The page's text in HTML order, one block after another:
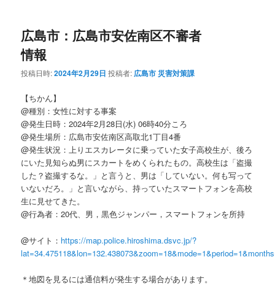
広島市：広島市安佐南区不審者
情報
投稿日時:2024年2月29日 投稿者: 広島市 災害対策課
【ちかん】
@種別：女性に対する事案
@発生日時：2024年2月28日(水) 06時40分ころ
@発生場所：広島市安佐南区高取北1丁目4番
@発生状況：上りエスカレータに乗っていた女子高校生が、後ろ
にいた見知らぬ男にスカートをめくられたもの。高校生は「盗撮
した？盗撮するな。」と言うと、男は「していない。何も写って
いないだろ。」と言いながら、持っていたスマートフォンを高校
生に見せてきた。
@行為者：20代、男，黒色ジャンパー，スマートフォンを所持
@サイト： https://map.police.hiroshima.dsvc.jp/?
＊地図を見るには通信料が発生する場合があります。